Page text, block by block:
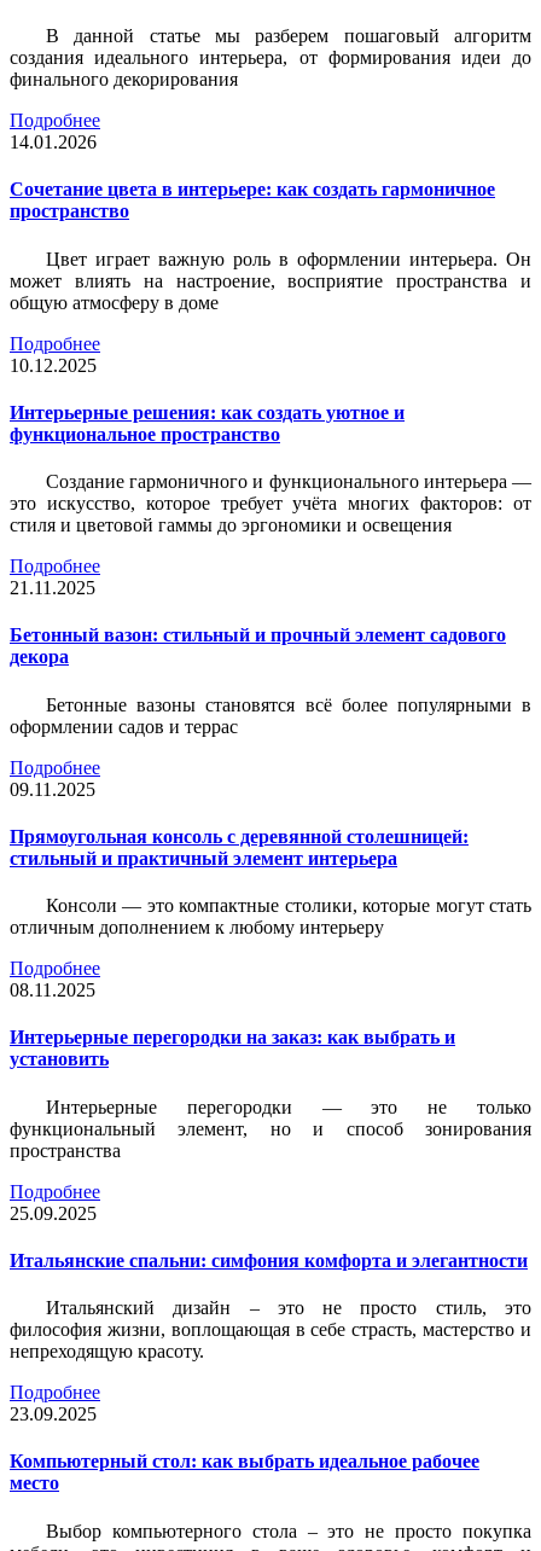
В данной статье мы разберем пошаговый алгоритм
создания идеального интерьера, от формирования идеи до
финального декорирования
Подробнее
14.01.2026
Сочетание цвета в интерьере: как создать гармоничное
пространство
Цвет играет важную роль в оформлении интерьера. Он
может влиять на настроение, восприятие пространства и
общую атмосферу в доме
Подробнее
10.12.2025
Интерьерные решения: как создать уютное и
функциональное пространство
Создание гармоничного и функционального интерьера —
это искусство, которое требует учёта многих факторов: от
стиля и цветовой гаммы до эргономики и освещения
Подробнее
21.11.2025
Бетонный вазон: стильный и прочный элемент садового
декора
Бетонные вазоны становятся всё более популярными в
оформлении садов и террас
Подробнее
09.11.2025
Прямоугольная консоль с деревянной столешницей:
стильный и практичный элемент интерьера
Консоли — это компактные столики, которые могут стать
отличным дополнением к любому интерьеру
Подробнее
08.11.2025
Интерьерные перегородки на заказ: как выбрать и
установить
Интерьерные перегородки — это не только
функциональный элемент, но и способ зонирования
пространства
Подробнее
25.09.2025
Итальянские спальни: симфония комфорта и элегантности
Итальянский дизайн – это не просто стиль, это
философия жизни, воплощающая в себе страсть, мастерство и
непреходящую красоту.
Подробнее
23.09.2025
Компьютерный стол: как выбрать идеальное рабочее
место
Выбор компьютерного стола – это не просто покупка